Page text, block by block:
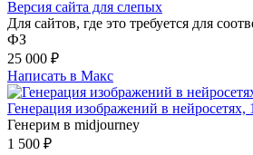
Версия сайта для слепых
Для сайтов, где это требуется для
ФЗ
25 000 ₽
Написать в Макс
Генерация изображений в нейросетях,
Генерим в midjourney
1 500 ₽